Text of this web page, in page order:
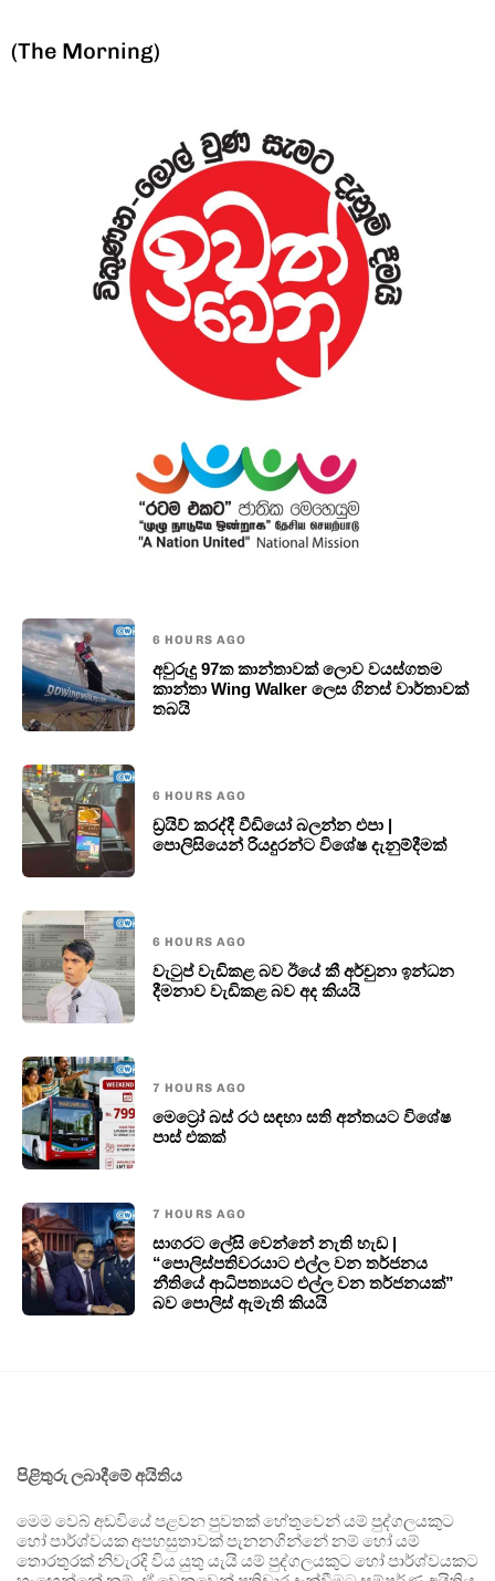
(The Morning)
6 HOURS AGO
අවුරුදු 97ක කාන්තාවක් ලොව වයස්ගතම
කාන්තා Wing Walker ලෙස ගිනස් වාර්තාවක්
තබයි
6 HOURS AGO
ඩ්‍රයිව් කරද්දී වීඩියෝ බලන්න එපා |
පොලිසියෙන් රියදුරන්ට විශේෂ දැනුම්දීමක්
6 HOURS AGO
වැටුප් වැඩිකළ බව ඊයේ කී අර්චුනා ඉන්ධන
දීමනාව වැඩිකළ බව අද කියයි
7 HOURS AGO
මෙට්‍රෝ බස් රථ සඳහා සති අන්තයට විශේෂ
පාස් එකක්
7 HOURS AGO
සාගරට ලේසි වෙන්නේ නැති හැඩ |
“පොලිස්පතිවරයාට එල්ල වන තර්ජනය
නීතියේ ආධිපත්‍යයට එල්ල වන තර්ජනයක්”
බව පොලිස් ඇමැති කියයි
පිළිතුරු ලබාදීමේ අයිතිය
මෙම වෙබ් අඩවියේ පළවන පුවතක් හේතුවෙන් යම් පුද්ගලයකුට
හෝ පාර්ශ්වයක අපහසුතාවක් පැනනගින්නේ නම් හෝ යම්
තොරතුරක් නිවැරදි විය යුතු යැයි යම් පුද්ගලයකුට හෝ පාර්ශ්වයකට